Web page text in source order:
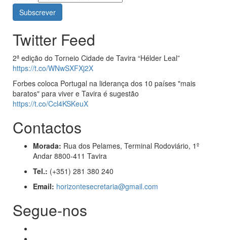
Twitter Feed
2ª edição do Torneio Cidade de Tavira “Hélder Leal”
https://t.co/WNwSXFXj2X
Forbes coloca Portugal na liderança dos 10 países "mais
baratos" para viver e Tavira é sugestão
https://t.co/Ccl4KSKeuX
Contactos
Morada: Rua dos Pelames, Terminal Rodoviário, 1º
Andar 8800-411 Tavira
Tel.: (+351) 281 380 240
Email: horizontesecretaria@gmail.com
Segue-nos